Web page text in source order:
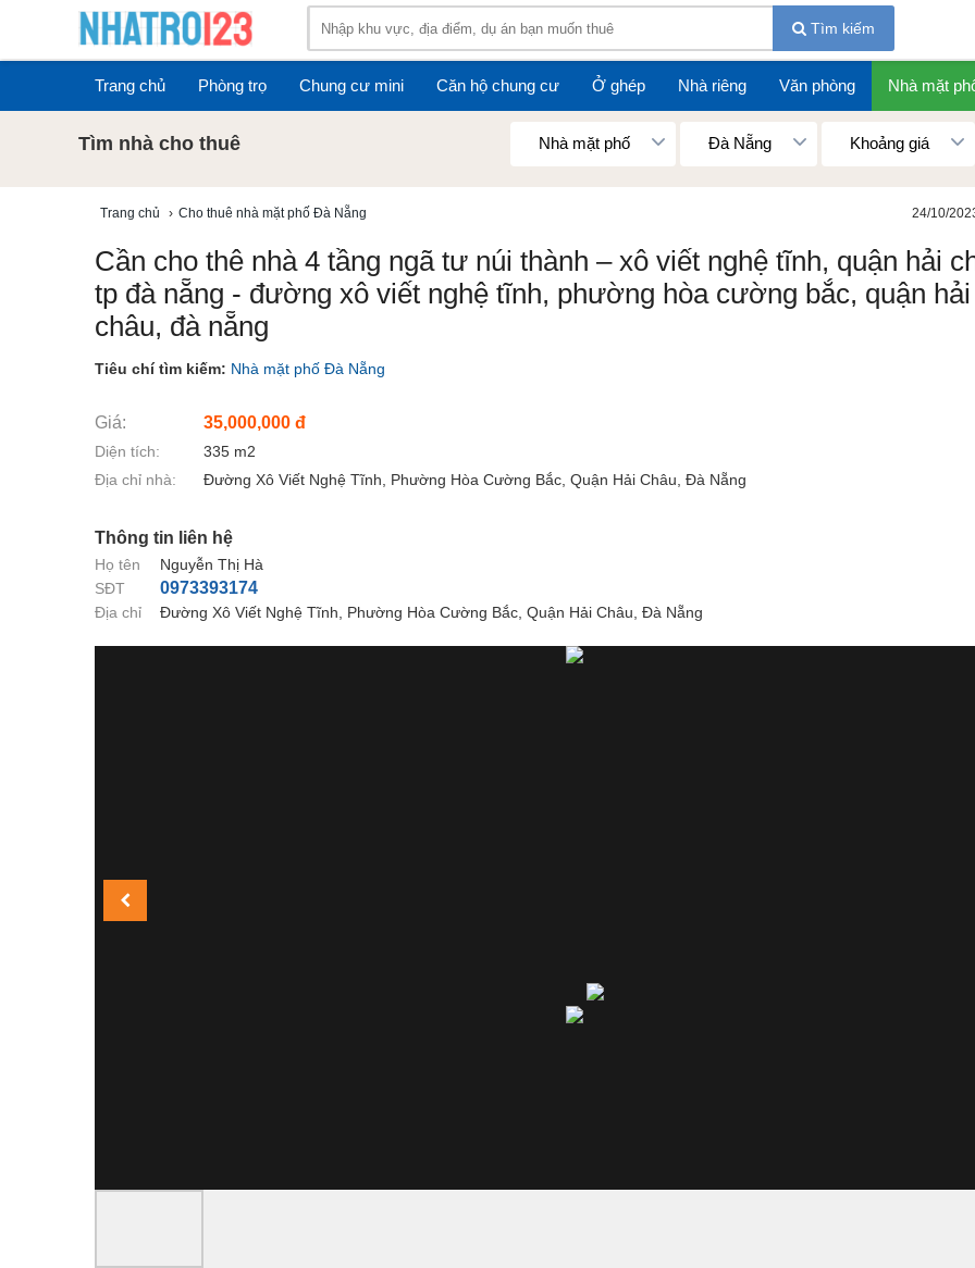
Tìm kiếm
Trang chủ Phòng trọ Chung cư mini Căn hộ chung cư Ở ghép Nhà riêng Văn phòng Nhà mặt
Tìm nhà cho thuê Nhà mặt phố Đà Nẵng Khoảng giá
Trang chủ › Cho thuê nhà mặt phố Đà Nẵng 24/10/
Cần cho thê nhà 4 tầng ngã tư núi thành – xô viết nghệ tĩnh, quận hải
tp đà nẵng - đường xô viết nghệ tĩnh, phường hòa cường bắc, quận hải
châu, đà nẵng
Tiêu chí tìm kiếm: Nhà mặt phố Đà Nẵng
Giá: 35,000,000 đ
Diện tích:
335 m2
Địa chỉ nhà:
Đường Xô Viết Nghệ Tĩnh, Phường Hòa Cường Bắc, Quận Hải Châu, Đà Nẵng
Thông tin liên hệ
Họ tên
Nguyễn Thị Hà
SĐT
0973393174
Địa chỉ Đường Xô Viết Nghệ Tĩnh, Phường Hòa Cường Bắc, Quận Hải Châu, Đà Nẵng